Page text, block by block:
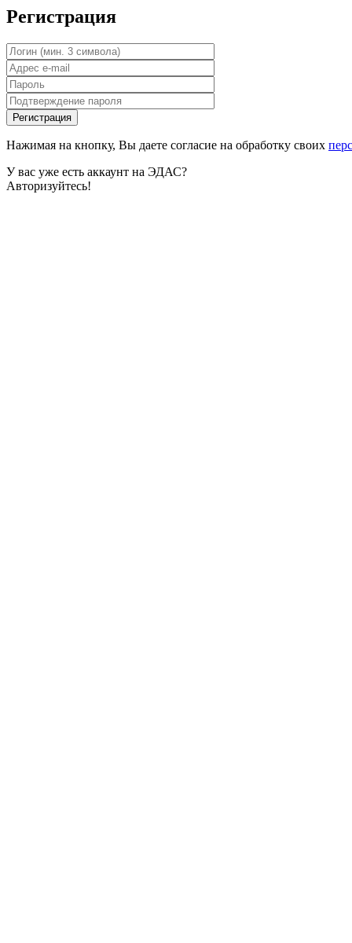
Регистрация
Нажимая на кнопку, Вы даете согласие на обработку своих
У вас уже есть аккаунт на ЭДАС?
Авторизуйтесь!